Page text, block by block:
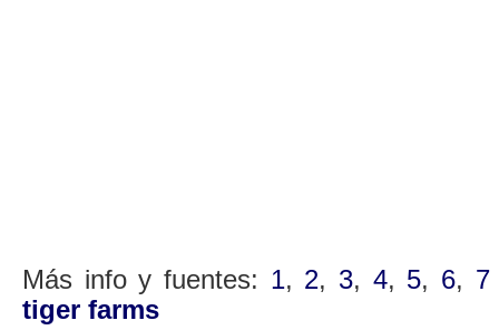
Más info y fuentes: 1, 2, 3, 4, 5, 6, 7
tiger farms